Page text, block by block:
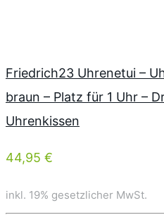
Friedrich23 Uhrenetui –
braun – Platz für 1 Uhr –
Uhrenkissen
44,95 €
inkl. 19% gesetzlicher MwSt.